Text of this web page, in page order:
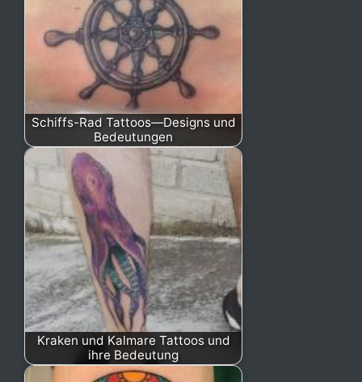
Schiffs-Rad Tattoos—Designs und
Bedeutungen
Kraken und Kalmare Tattoos und
ihre Bedeutung